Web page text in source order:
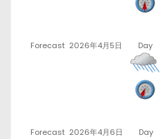
Forecast 2026年4月5日 Day
Forecast 2026年4月6日 Day